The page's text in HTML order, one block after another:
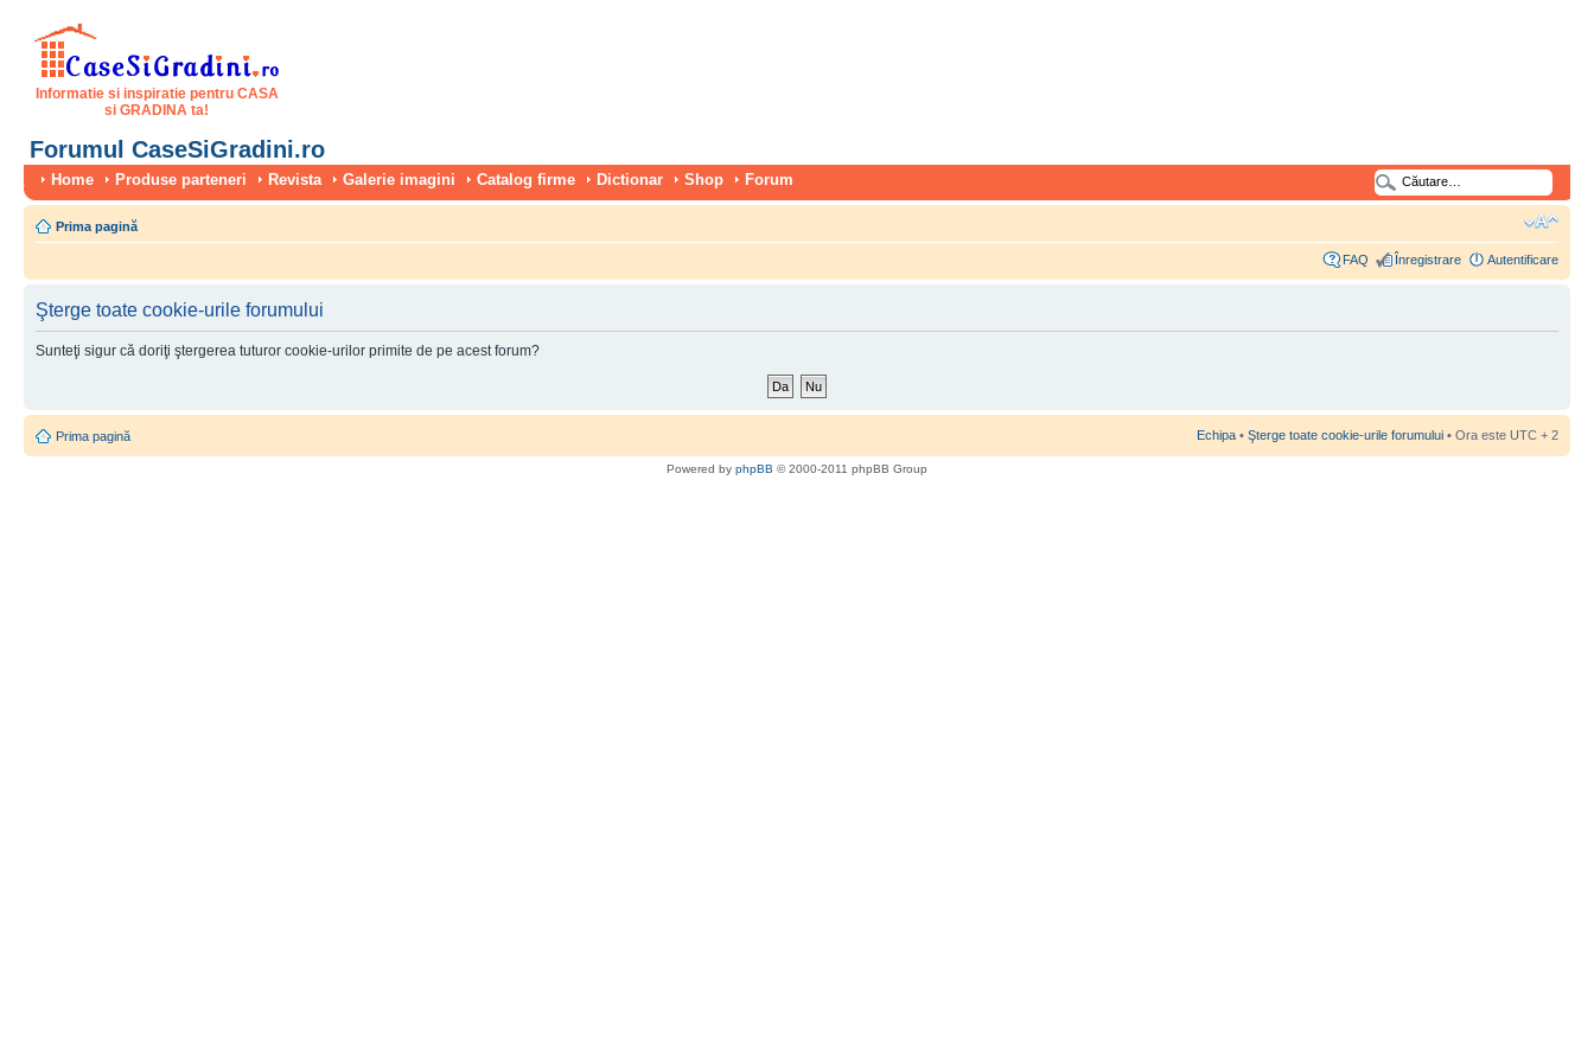
Informatie si inspiratie pentru CASA
si GRADINA ta!
Forumul CaseSiGradini.ro
Home Produse parteneri Revista Galerie imagini Catalog firme Dictionar Shop Forum
Prima pagină
FAQ Înregistrare Autentificare
Şterge toate cookie-urile forumului
Sunteţi sigur că doriţi ştergerea tuturor cookie-urilor primite de pe acest forum?
Prima pagină Echipa • Şterge toate cookie-urile forumului • Ora este UTC + 2
Powered by phpBB © 2000-2011 phpBB Group